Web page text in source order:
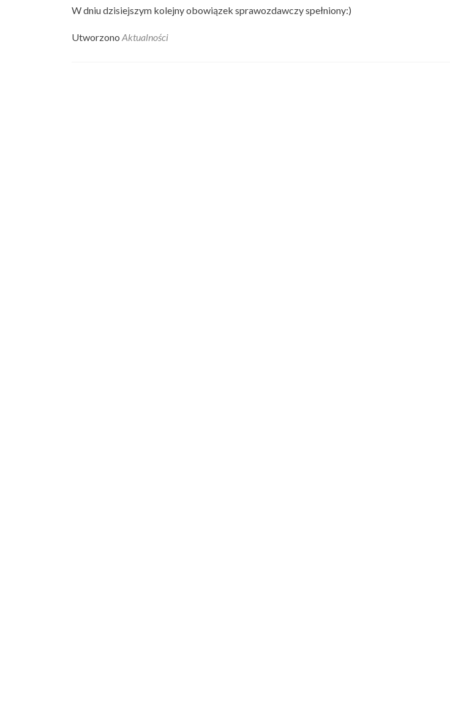
W dniu dzisiejszym kolejny obowiązek sprawozdawczy spełniony:)
Utworzono Aktualności